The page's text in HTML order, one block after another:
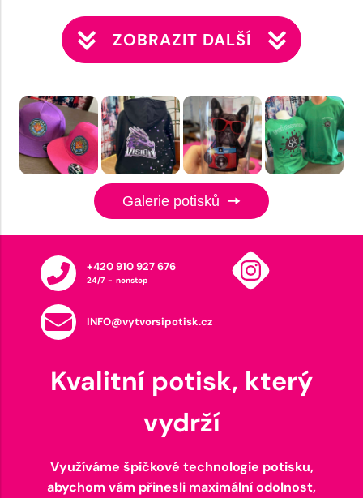
ZOBRAZIT DALŠÍ
Galerie potisků
+420 910 927 676
24/7 - nonstop
INFO@vytvorsipotisk.cz
Kvalitní potisk, který
vydrží
Využíváme špičkové technologie potisku,
abychom vám přinesli maximální odolnost,